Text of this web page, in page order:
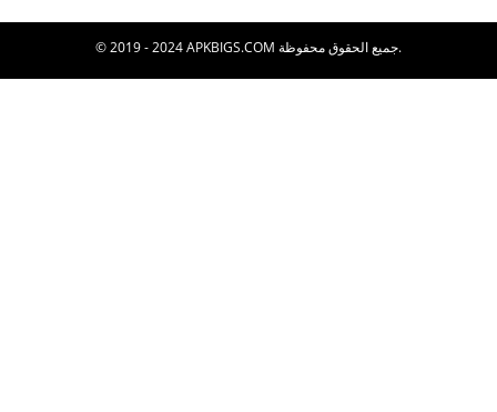
© 2019 - 2024 APKBIGS.COM جميع الحقوق محفوظة.